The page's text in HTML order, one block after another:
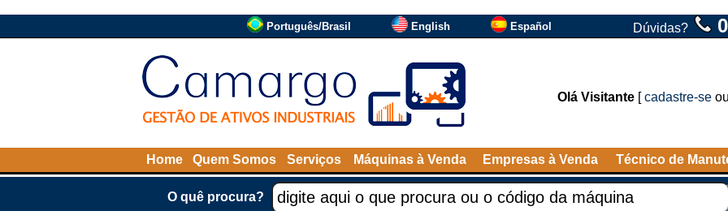
Português/Brasil English Español Dúvidas?
Olá Visitante [cadastre-se
Home Quem Somos Serviços Máquinas à Venda Empresas à Venda Técnico de
O quê procura?